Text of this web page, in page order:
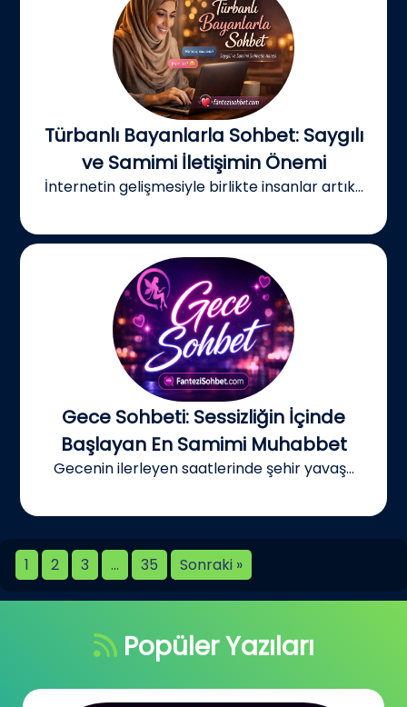
Türbanlı Bayanlarla Sohbet: Saygılı
ve Samimi İletişimin Önemi
İnternetin gelişmesiyle birlikte insanlar artık...
Gece Sohbeti: Sessizliğin İçinde
Başlayan En Samimi Muhabbet
Gecenin ilerleyen saatlerinde şehir yavaş...
1 2 3 … 35 Sonraki »
Popüler Yazıları